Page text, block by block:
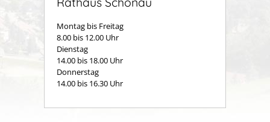
Montag bis Freitag
8.00 bis 12.00 Uhr
Dienstag
14.00 bis 18.00 Uhr
Donnerstag
14.00 bis 16.30 Uhr